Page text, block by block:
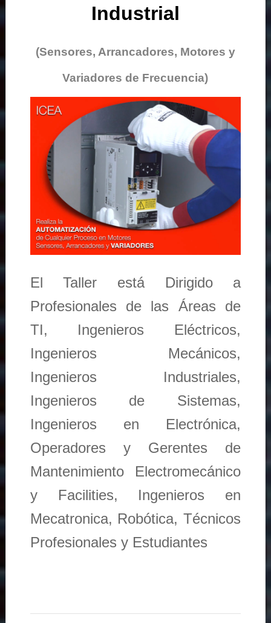
Industrial
(Sensores, Arrancadores, Motores y
Variadores de Frecuencia)
El Taller está Dirigido a
Profesionales de las Áreas de
TI, Ingenieros Eléctricos,
Ingenieros Mecánicos,
Ingenieros Industriales,
Ingenieros de Sistemas,
Ingenieros en Electrónica,
Operadores y Gerentes de
Mantenimiento Electromecánico
y Facilities, Ingenieros en
Mecatronica, Robótica, Técnicos
Profesionales y Estudiantes